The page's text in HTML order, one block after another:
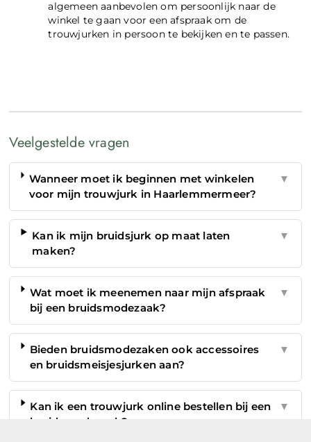
algemeen aanbevolen om persoonlijk naar de
winkel te gaan voor een afspraak om de
trouwjurken in persoon te bekijken en te passen.
Veelgestelde vragen
Wanneer moet ik beginnen met winkelen
voor mijn trouwjurk in Haarlemmermeer?
▼
Kan ik mijn bruidsjurk op maat laten
maken?
▼
Wat moet ik meenemen naar mijn afspraak
bij een bruidsmodezaak?
▼
Bieden bruidsmodezaken ook accessoires
en bruidsmeisjesjurken aan?
▼
Kan ik een trouwjurk online bestellen bij een
bruidsmodezaak?
▼